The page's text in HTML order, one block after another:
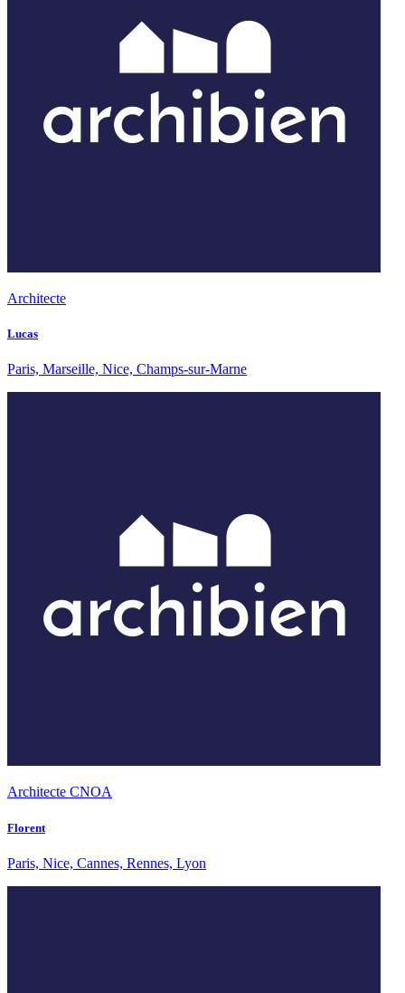
Architecte
Lucas
Paris, Marseille, Nice, Champs-sur-Marne
Architecte CNOA
Florent
Paris, Nice, Cannes, Rennes, Lyon